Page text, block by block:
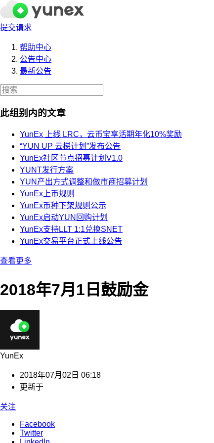
提交请求
帮助中心
公告中心
最新公告
此组别内的文章
YunEx 上线 LRC，云币宝享活期年化10%奖励
“YUN UP 云梯计划”发布公告
YunEx社区节点招募计划V1.0
YUNT发行方案
YUN产出方式调整和做市商招募计划
YunEx上币规则
YunEx币种下架规则公示
YunEx启动YUN回购计划
YunEx支持LLT 1:1兑换SNET
YunEx交易平台正式上线公告
查看更多
2018年7月1日鼓励金
YunEx
2018年07月02日 06:18
更新于
关注
Facebook
Twitter